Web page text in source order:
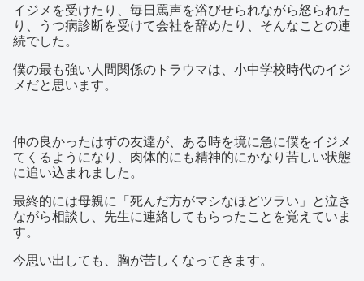
イジメを受けたり、毎日罵声を浴びせられながら怒られた
り、うつ病診断を受けて会社を辞めたり、そんなことの連
続でした。
僕の最も強い人間関係のトラウマは、小中学校時代のイジ
メだと思います。
仲の良かったはずの友達が、ある時を境に急に僕をイジメ
てくるようになり、肉体的にも精神的にかなり苦しい状態
に追い込まれました。
最終的には母親に「死んだ方がマシなほどツラい」と泣き
ながら相談し、先生に連絡してもらったことを覚えていま
す。
今思い出しても、胸が苦しくなってきます。